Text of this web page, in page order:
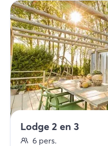
Lodge 2 en 3
6 pers.